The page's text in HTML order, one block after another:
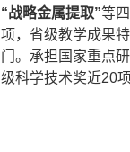
“战略金属提取”等
项，省级教学成果
门。承担国家重点
级科学技术奖近20